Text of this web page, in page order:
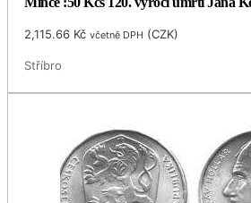
2,115.66 Kč včetně DPH (CZK)
Stříbro